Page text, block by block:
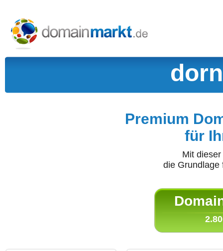
Premium
für
Mit
die